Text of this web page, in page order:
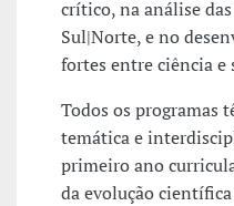
crítico, na análise
Sul|Norte, e no
fortes entre ciência e
Todos os programas
temática e
primeiro ano
da evolução